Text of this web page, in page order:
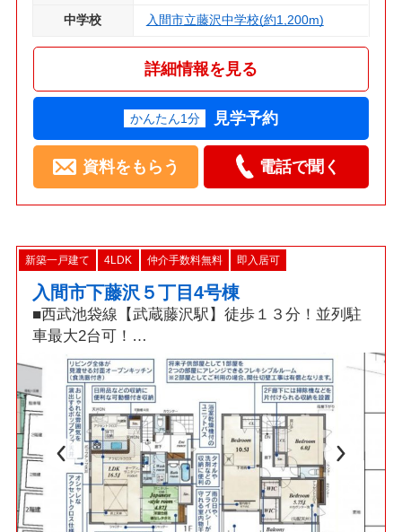
中学校 入間市立藤沢中学校(約1,200m)
詳細情報を見る
かんたん1分 見学予約
資料をもらう 電話で聞く
新築一戸建て 4LDK 仲介手数料無料 即入居可
入間市下藤沢５丁目4号棟
■西武池袋線【武蔵藤沢駅】徒歩１３分！並列駐
車最大2台可！
□折上天井採用16.5帖LDK・食洗機・W.I.C×2・パ
ントリー・カードキー！
■冷暖房の効率を高める複層ガラス、節水型トイ
レ、経済的な都市ガス！
◇資料請求・見学予約などお気軽にご利用くださ
い◇